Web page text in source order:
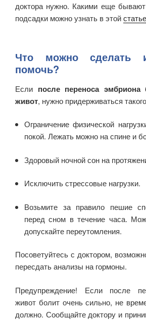
доктора нужно. Какими еще
подсадки можно узнать в этойстатье
Что можно сделать
помочь?
Если после переноса эмбриона
живот, нужно придерживаться
Ограничение физической
покой. Лежать можно на спине и
Здоровый ночной сон на
Исключить стрессовые нагрузки.
Возьмите за правило пешие
перед сном в течение часа.
допускайте переутомления.
Посоветуйтесь с доктором,
пересдать анализы на гормоны.
Предупреждение! Если после
живот болит очень сильно, не
должно. Сообщайте доктору и